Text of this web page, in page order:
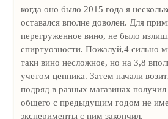
когда оно было 2015 года я
оставался вполне доволен. Для
перегруженное вино, не было
спиртуозности. Пожалуй,4 сильно
таки вино несложное, но на 3,8
учетом ценника. Затем начали
подряд в разных магазинах
общего с предыдущим годом не
эксперименты с ним закончил.